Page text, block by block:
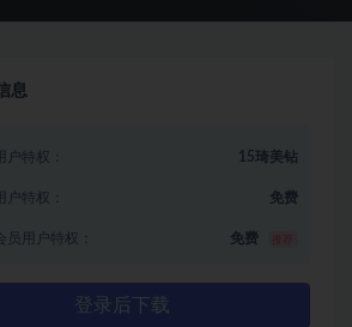
息
户特权： 15琦美钻
户特权： 免费
员用户特权： 免费
登录后下载